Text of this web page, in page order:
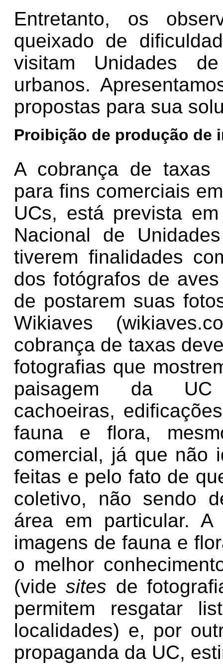
Entretanto, os
queixado de
visitam Unidades
urbanos.
propostas para sua
Proibição de produção de
A cobrança de taxas
para fins comerciais
UCs, está prevista
Nacional de
tiverem finalidades
dos fotógrafos de
de postarem suas
Wikiaves
cobrança de taxas
fotografias que
paisagem da UC
cachoeiras,
fauna e flora,
comercial, já que não
feitas e pelo fato de
coletivo, não sendo
área em particular.
imagens de fauna e
o melhor
(videsites de
permitem resgatar
localidades) e, por
propaganda da UC,